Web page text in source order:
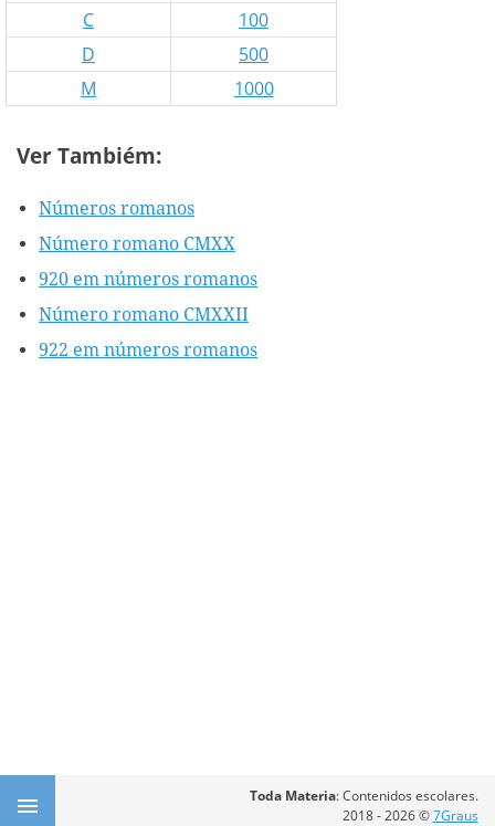
C
100
D
500
M
1000
Ver Tambiém:
Números romanos
Número romano CMXX
920 em números romanos
Número romano CMXXII
922 em números romanos
Toda Materia: Contenidos escolares.
2018 - 2026 ©7Graus